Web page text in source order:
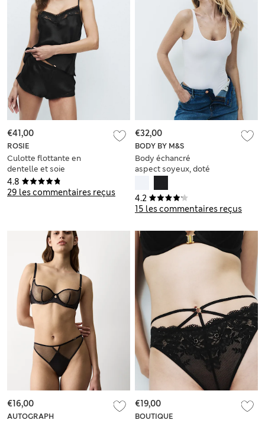
4.8
29 les commentaires reçus
ROSIE
Culotte flottante en
dentelle et soie
€41,00
4.2
15 les commentaires reçus
BODY BY M&S
Body échancré
aspect soyeux, doté
Body Soft™
€32,00
AUTOGRAPH
€16,00
BOUTIQUE
€19,00